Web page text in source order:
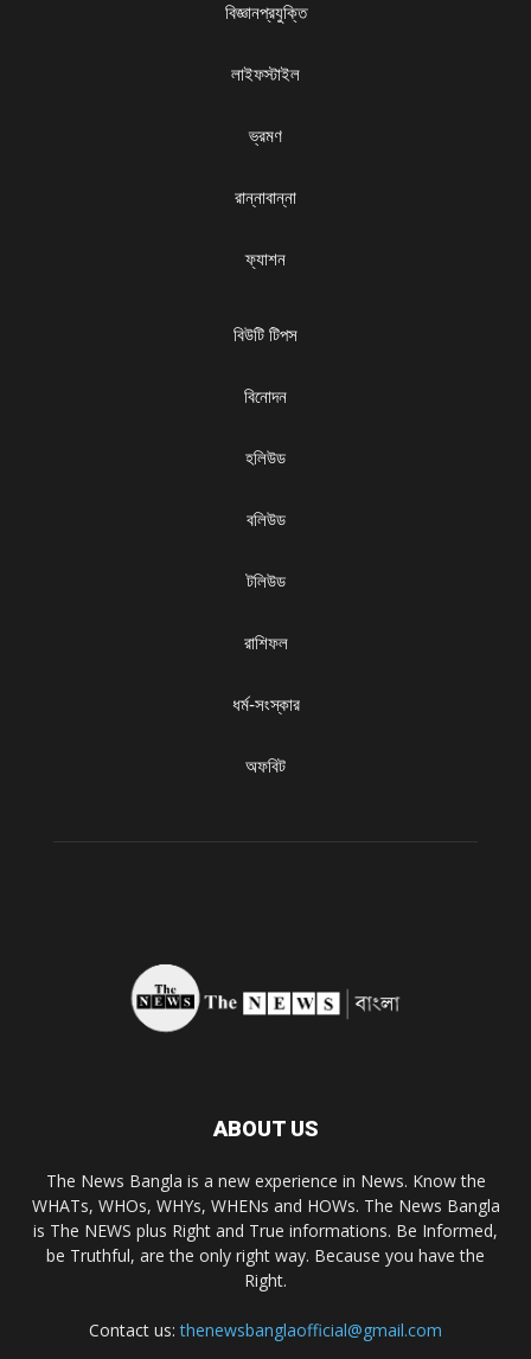
বিজ্ঞানপ্রযুক্তি
লাইফস্টাইল
ভ্রমণ
রান্নাবান্না
ফ্যাশন
বিউটি টিপস
বিনোদন
হলিউড
বলিউড
টলিউড
রাশিফল
ধৰ্ম-সংস্কার
অফবিট
ABOUT US
The News Bangla is a new experience in News. Know the
WHATs, WHOs, WHYs, WHENs and HOWs. The News Bangla
is The NEWS plus Right and True informations. Be Informed,
be Truthful, are the only right way. Because you have the
Right.
Contact us:thenewsbanglaofficial@gmail.com